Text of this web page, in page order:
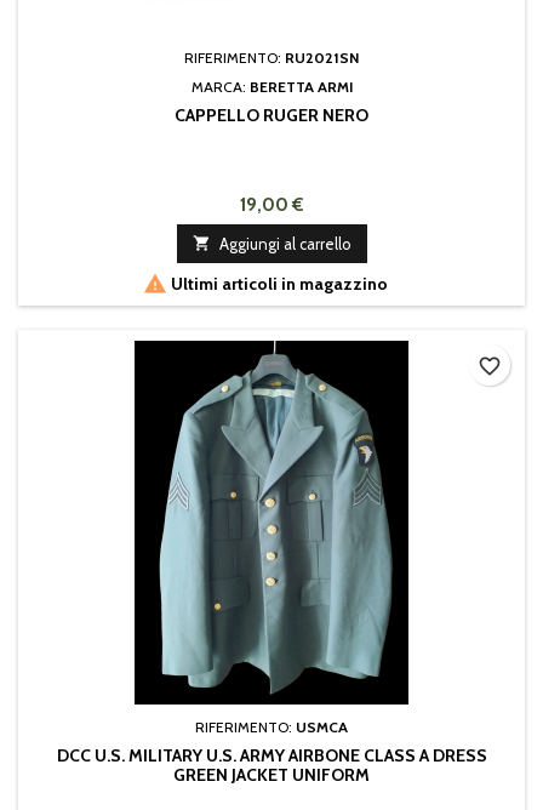
RIFERIMENTO: RU2021SN
MARCA: BERETTA ARMI
CAPPELLO RUGER NERO
19,00 €
 Aggiungi al carrello
 Ultimi articoli in magazzino
RIFERIMENTO: USMCA
DCC U.S. MILITARY U.S. ARMY AIRBONE CLASS A DRESS
GREEN JACKET UNIFORM
favorite_border